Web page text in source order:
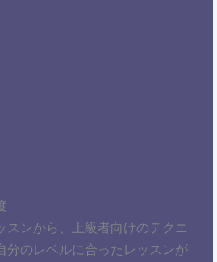
スンから、上級者向けのテクニ
分のレベルに合ったレッスンが